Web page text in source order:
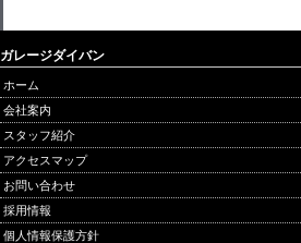
ガレージダイバン
ホーム
会社案内
スタッフ紹介
アクセスマップ
お問い合わせ
採用情報
個人情報保護方針